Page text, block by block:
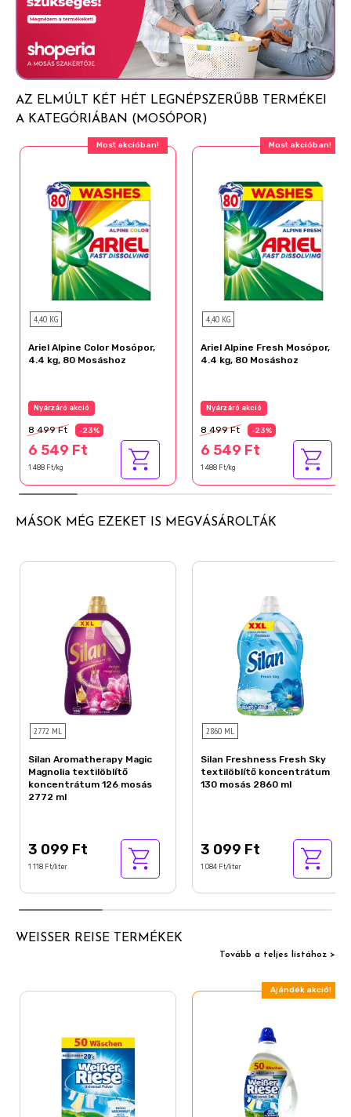
AZ ELMÚLT KÉT HÉT LEGNÉPSZERŰBB TERMÉKEI
A KATEGÓRIÁBAN (MOSÓPOR)
Most akcióban!
4,40 KG
Ariel Alpine Color Mosópor,
4.4 kg, 80 Mosáshoz
Nyárzáró akció
8 499 Ft -23%
6 549 Ft
1 488 Ft/kg
Most akcióban!
4,40 KG
Ariel Alpine Fresh Mosópor,
4.4 kg, 80 Mosáshoz
Nyárzáró akció
8 499 Ft -23%
6 549 Ft
1 488 Ft/kg
MÁSOK MÉG EZEKET IS MEGVÁSÁROLTÁK
2772 ML
Silan Aromatherapy Magic
Magnolia textilöblítő
koncentrátum 126 mosás
2772 ml
3 099 Ft
1 118 Ft/liter
2860 ML
Silan Freshness Fresh Sky
textilöblítő koncentrátum
130 mosás 2860 ml
3 099 Ft
1 084 Ft/liter
WEISSER REISE TERMÉKEK
Tovább a teljes listához >
Ajándék akció!